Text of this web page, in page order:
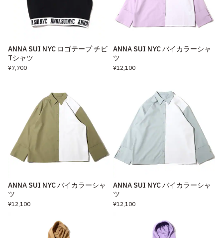
ANNA SUI NYC ロゴテープ チビ
Tシャツ
¥7,700
ANNA SUI NYC バイカラーシャ
ツ
¥12,100
ANNA SUI NYC バイカラーシャ
ツ
¥12,100
ANNA SUI NYC バイカラーシャ
ツ
¥12,100